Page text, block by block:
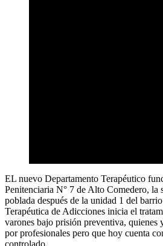
EL nuevo Departamento Terapéutico
Penitenciaria N° 7 de Alto Comedero, la
poblada después de la unidad 1 del
Terapéutica de Adicciones inicia el
varones bajo prisión preventiva, quienes
por profesionales pero que hoy cuenta